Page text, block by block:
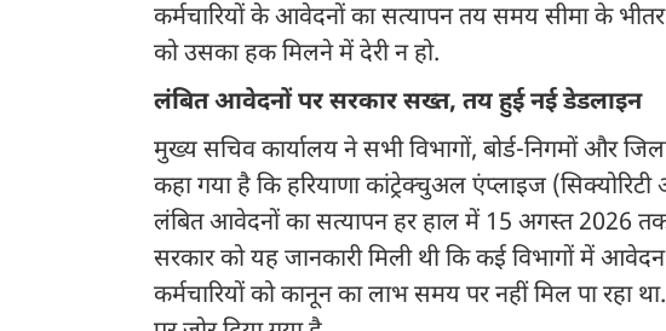
कर्मचारियों के आवेदनों का सत्यापन तय समय सीमा के भीतर
को उसका हक मिलने में देरी न हो.
लंबित आवेदनों पर सरकार सख्त, तय हुई नई डेडलाइन
मुख्य सचिव कार्यालय ने सभी विभागों, बोर्ड-निगमों और
कहा गया है कि हरियाणा कांट्रेक्चुअल एंप्लाइज
लंबित आवेदनों का सत्यापन हर हाल में 15 अगस्त 2026 तक
सरकार को यह जानकारी मिली थी कि कई विभागों में
कर्मचारियों को कानून का लाभ समय पर नहीं मिल पा रहा